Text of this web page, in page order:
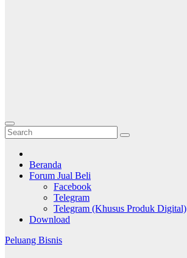
Beranda
Forum Jual Beli
Facebook
Telegram
Telegram (Khusus Produk Digital)
Download
Peluang Bisnis